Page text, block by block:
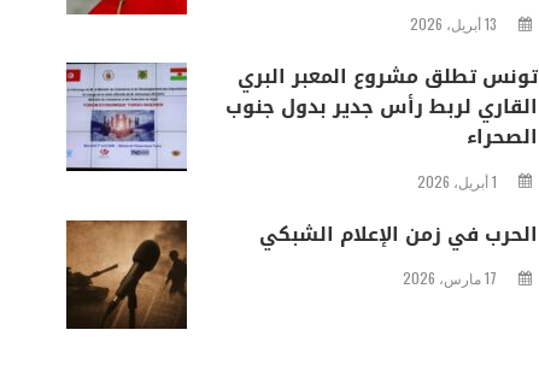
13 أبريل، 2026
تونس تطلق مشروع المعبر البري
القاري لربط رأس جدير بدول جنوب
الصحراء
1 أبريل، 2026
الحرب في زمن الإعلام الشبكي
17 مارس، 2026